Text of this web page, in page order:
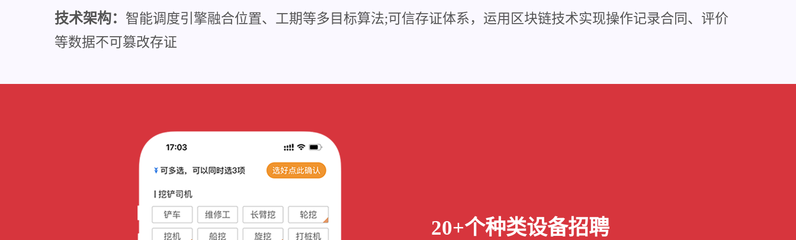
技术架构： 智能调度引擎融合位置、工期等多目标算法;可信存证体系，运用区块链技术实现操作记录合同、评价
等数据不可篡改存证
20+个种类设备招聘